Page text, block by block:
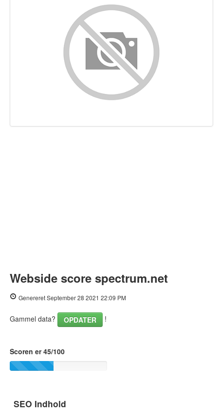
Nøgleord
Brugervenlighed
Dokument
Webside score spectrum.net
Genereret September 28 2021 22:09 PM
Gammel data? OPDATER !
Scoren er 45/100
SEO Indhold